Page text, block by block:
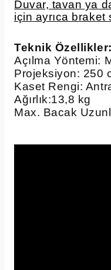
Duvar, tavan ya
için ayrıca braket
Teknik Özellikler:
Açılma Yöntemi:
Projeksiyon: 250
Kaset Rengi:
Ağırlık:13,8 kg
Max. Bacak